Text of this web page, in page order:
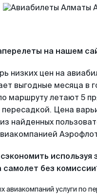
на нашем
низких цен на
выгодные месяца в
маршруту летают 5
пересадкой. Цена
найденных
используя
самолет без
авиакомпаний услуги по